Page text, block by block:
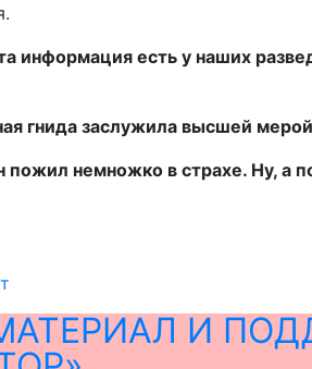
информация есть у наших
гнида заслужила высшей
пожил немножко в страхе. Ну, а
И